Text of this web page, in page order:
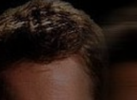
Skip
to